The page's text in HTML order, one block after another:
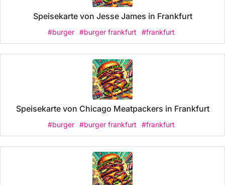
Speisekarte von Jesse James in Frankfurt
#burger #burger frankfurt #frankfurt
Speisekarte von Chicago Meatpackers in Frankfurt
#burger #burger frankfurt #frankfurt